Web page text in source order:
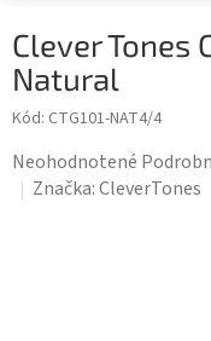
Clever Tones
Natural
Kód: CTG101-NAT4/4
Priemerné
hodnotenie
Neohodnotené
Značka:CleverTones